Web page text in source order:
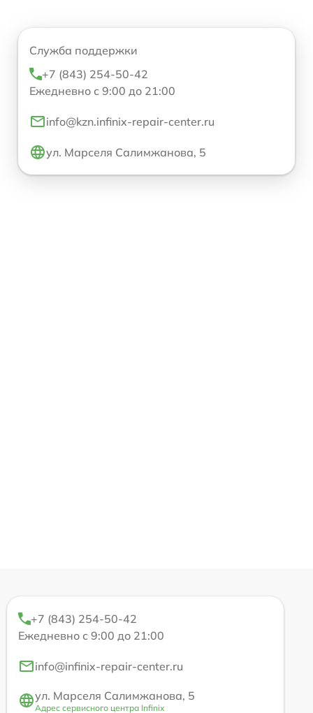
Служба поддержки
+7 (843) 254-50-42
Ежедневно с 9:00 до 21:00
info@kzn.infinix-repair-center.ru
ул. Марселя Салимжанова, 5
+7 (843) 254-50-42
Ежедневно с 9:00 до 21:00
info@infinix-repair-center.ru
ул. Марселя Салимжанова, 5
Адрес сервисного центра Infinix